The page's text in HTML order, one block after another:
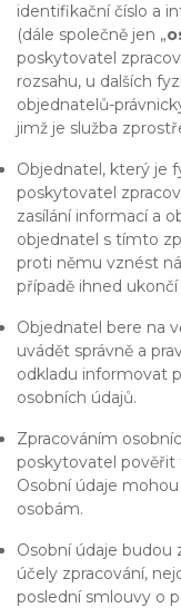
identifikační číslo a
(dále společně jen „
poskytovatel
rozsahu, u dalších
objednatelů-
jimž je služba
Objednatel, který je
poskytovatel
zasílání informací a
objednatel s tímto
proti němu vznést
případě ihned
Objednatel bere na
uvádět správně a
odkladu informovat
osobních údajů.
Zpracováním
poskytovatel pověřit
Osobní údaje
osobám.
Osobní údaje budou
účely zpracování,
poslední smlouvy o